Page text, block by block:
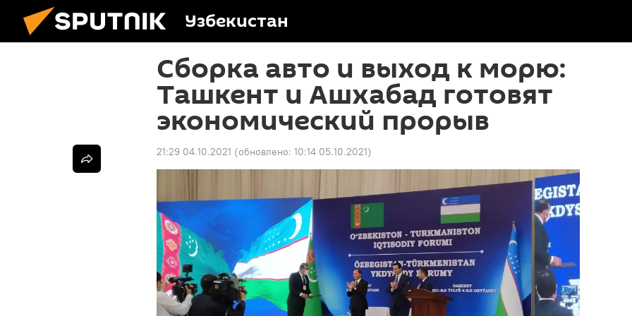
Узбекистан
Сборка авто и выход к морю:
Ташкент и Ашхабад готовят
экономический прорыв
21:29 04.10.2021 (обновлено: 10:14 05.10.2021)